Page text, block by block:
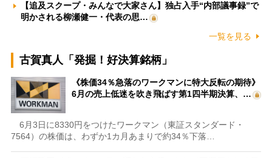
【追及スクープ・みんなで大家さん】独占入手“内部議事録”で
明かされる柳瀬健一・代表の思…
一覧を見る
古賀真人「発掘！好決算銘柄」
《株価34％急落のワークマンに特大反転の期待》
6月の売上低迷を吹き飛ばす第1四半期決算、…
6月3日に8330円をつけたワークマン（東証スタンダード・
7564）の株価は、わずか1カ月あまりで約34％下落…